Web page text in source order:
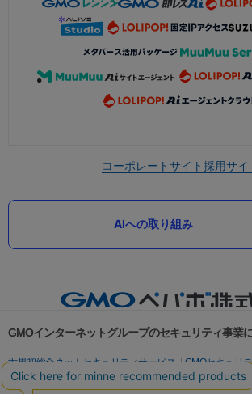
コーポレートサイト採用サイ
AIへの取り組み
GMOインターネットグループのセキュリティ事業
世界初総合ネットセキュリティサービス「GMOセキュリテ
パスワード漏洩診断
Webサイトリスク診断